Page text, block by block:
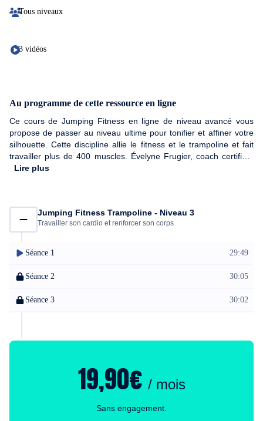
Tous niveaux
3 vidéos
Au programme de cette ressource en ligne
Ce cours de Jumping Fitness en ligne de niveau avancé vous
propose de passer au niveau ultime pour tonifier et affiner votre
silhouette. Cette discipline allie le fitness et le trampoline et fait
travailler plus de 400 muscles. Évelyne Frugier, coach certifiée,
vous guidera à travers une série d'exercices avancés de Jumping
Lire plus
Jumping Fitness Trampoline - Niveau 3
Travailler son cardio et renforcer son corps
Séance 1 29:49
Séance 2 30:05
Séance 3 30:02
19,90€ / mois
Sans engagement.